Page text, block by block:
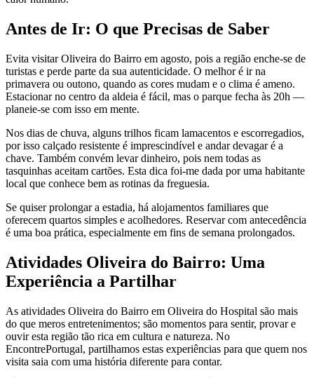
Antes de Ir: O que Precisas de Saber
Evita visitar Oliveira do Bairro em agosto, pois a região enche-se de
turistas e perde parte da sua autenticidade. O melhor é ir na
primavera ou outono, quando as cores mudam e o clima é ameno.
Estacionar no centro da aldeia é fácil, mas o parque fecha às 20h —
planeie-se com isso em mente.
Nos dias de chuva, alguns trilhos ficam lamacentos e escorregadios,
por isso calçado resistente é imprescindível e andar devagar é a
chave. Também convém levar dinheiro, pois nem todas as
tasquinhas aceitam cartões. Esta dica foi-me dada por uma habitante
local que conhece bem as rotinas da freguesia.
Se quiser prolongar a estadia, há alojamentos familiares que
oferecem quartos simples e acolhedores. Reservar com antecedência
é uma boa prática, especialmente em fins de semana prolongados.
Atividades Oliveira do Bairro: Uma
Experiência a Partilhar
As atividades Oliveira do Bairro em Oliveira do Hospital são mais
do que meros entretenimentos; são momentos para sentir, provar e
ouvir esta região tão rica em cultura e natureza. No
EncontrePortugal, partilhamos estas experiências para que quem nos
visita saia com uma história diferente para contar.